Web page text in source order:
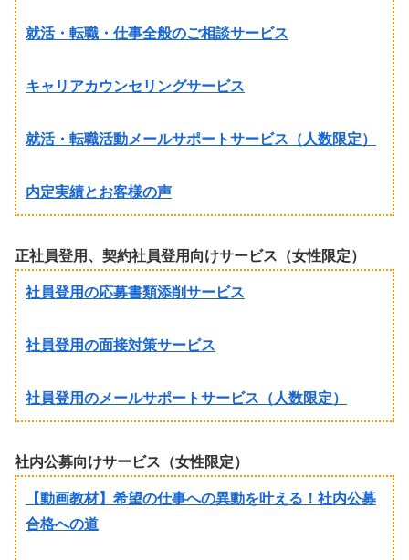
就活・転職・仕事全般のご相談サービス
キャリアカウンセリングサービス
就活・転職活動メールサポートサービス（人数限定）
内定実績とお客様の声
正社員登用、契約社員登用向けサービス（女性限定）
社員登用の応募書類添削サービス
社員登用の面接対策サービス
社員登用のメールサポートサービス（人数限定）
社内公募向けサービス（女性限定）
【動画教材】希望の仕事への異動を叶える！社内公募
合格への道